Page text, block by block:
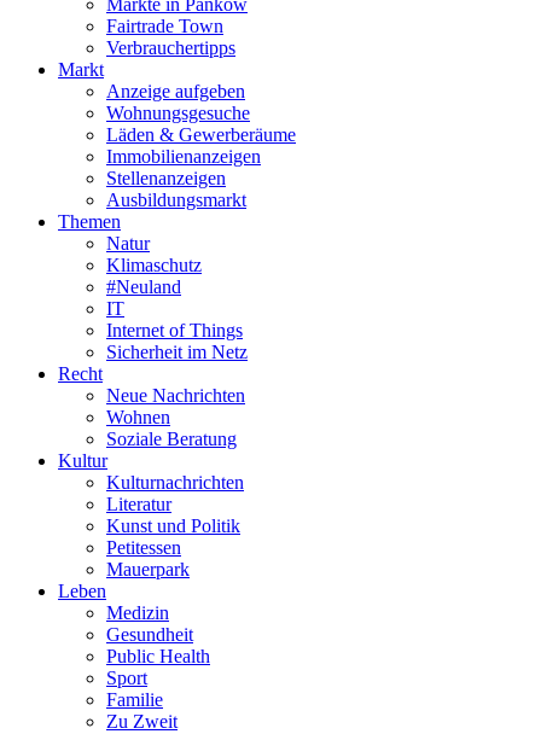
Märkte in Pankow
Fairtrade Town
Verbrauchertipps
Markt
Anzeige aufgeben
Wohnungsgesuche
Läden & Gewerberäume
Immobilienanzeigen
Stellenanzeigen
Ausbildungsmarkt
Themen
Natur
Klimaschutz
#Neuland
IT
Internet of Things
Sicherheit im Netz
Recht
Neue Nachrichten
Wohnen
Soziale Beratung
Kultur
Kulturnachrichten
Literatur
Kunst und Politik
Petitessen
Mauerpark
Leben
Medizin
Gesundheit
Public Health
Sport
Familie
Zu Zweit